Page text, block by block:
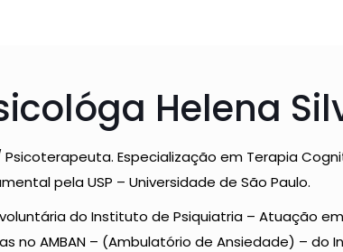
Helena
Psicoterapeuta. Especialização em Terapia
pela USP – Universidade de São Paulo.
do Instituto de Psiquiatria – Atuação
no AMBAN – (Ambulatório de Ansiedade) – do